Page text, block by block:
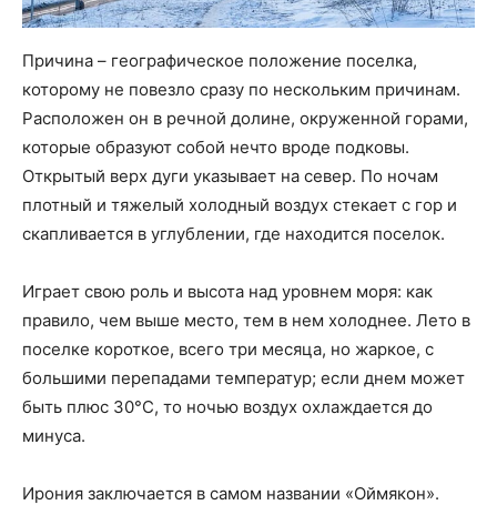
Причина – географическое положение поселка,
которому не повезло сразу по нескольким причинам.
Расположен он в речной долине, окруженной горами,
которые образуют собой нечто вроде подковы.
Открытый верх дуги указывает на север. По ночам
плотный и тяжелый холодный воздух стекает с гор и
скапливается в углублении, где находится поселок.
Играет свою роль и высота над уровнем моря: как
правило, чем выше место, тем в нем холоднее. Лето в
поселке короткое, всего три месяца, но жаркое, с
большими перепадами температур; если днем может
быть плюс 30°C, то ночью воздух охлаждается до
минуса.
Ирония заключается в самом названии «Оймякон».